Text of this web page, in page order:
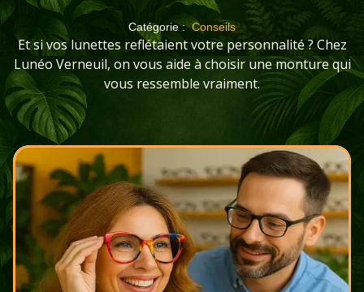
Catégorie :Conseils
Et si vos lunettes reflétaient votre personnalité ? Chez
Lunéo Verneuil, on vous aide à choisir une monture qui
vous ressemble vraiment.